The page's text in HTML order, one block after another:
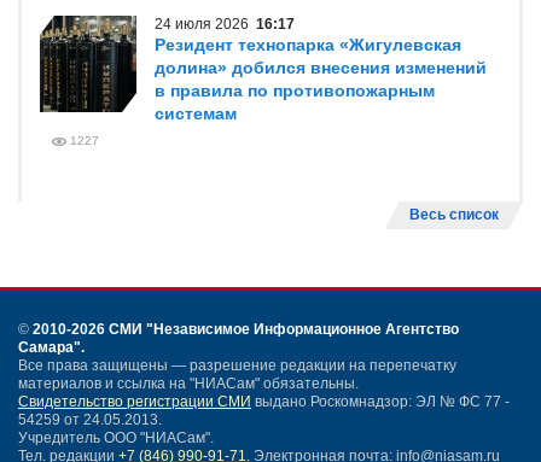
24 июля 2026 16:17
Резидент технопарка «Жигулевская
долина» добился внесения изменений
в правила по противопожарным
системам
1227
Весь список
© 2010-2026 СМИ "Независимое Информационное Агентство
Самара".
Все права защищены — разрешение редакции на перепечатку
материалов и ссылка на "НИАСам" обязательны.
Свидетельство регистрации СМИ выдано Роскомнадзор: ЭЛ № ФС 77 -
54259 от 24.05.2013.
Учредитель ООО "НИАСам".
Тел. редакции +7 (846) 990-91-71. Электронная почта: info@niasam.ru